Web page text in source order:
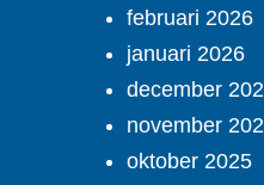
februari 2026
januari 2026
december
november
oktober 2025